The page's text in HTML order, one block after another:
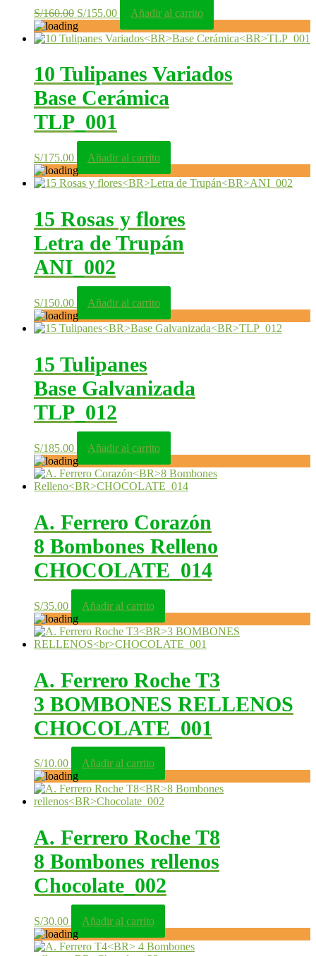
S/160.00 El
precio
original
S/160.00.
S/155.00El
actual
Añadir al carrito
10 Tulipanes Variados
Base Cerámica
TLP_001
S/175.00 Añadir al carrito
15 Rosas y flores
Letra de Trupán
ANI_002
S/150.00 Añadir al carrito
15 Tulipanes
Base Galvanizada
TLP_012
S/185.00 Añadir al carrito
A. Ferrero Corazón
8 Bombones Relleno
CHOCOLATE_014
S/35.00 Añadir al carrito
A. Ferrero Roche T3
3 BOMBONES RELLENOS
CHOCOLATE_001
S/10.00 Añadir al carrito
A. Ferrero Roche T8
8 Bombones rellenos
Chocolate_002
S/30.00 Añadir al carrito